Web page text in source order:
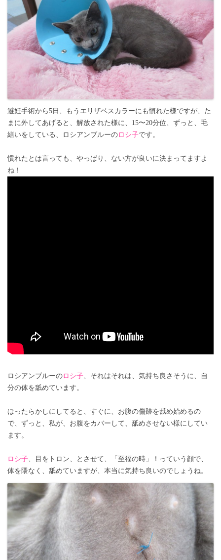
避妊手術から5日、もうエリザベスカラーにも慣れた様ですが、た
まに外してあげると、解放された様に、15〜20分位、ずっと、毛
繕いをしている、ロシアンブルーのロシ子です。
慣れたとは言っても、やっぱり、ない方が良いに決まってますよ
ね！
ロシアンブルーのロシ子 、それはそれは、気持ち良さそうに、自
分の体を舐めています。
ほったらかしにしてると、すぐに、お腹の傷跡を舐め始めるの
で、ずっと、私が、お腹をカバーして、舐めさせない様にしてい
ます。
ロシ子 、目をトロン、とさせて、「至福の時」！っていう顔で、
体を隈なく、舐めていますが、本当に気持ち良いのでしょうね。